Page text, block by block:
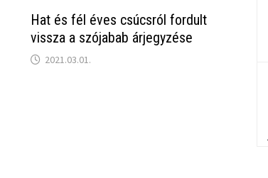
Hat és fél éves csúcsról fordult
vissza a szójabab árjegyzése
2021.03.01.